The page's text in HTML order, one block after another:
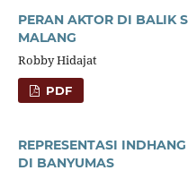
PERAN AKTOR DI BALIK
MALANG
Robby Hidajat
PDF
REPRESENTASI
DI BANYUMAS